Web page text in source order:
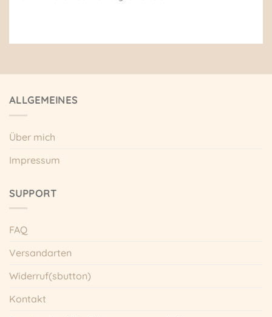
ALLGEMEINES
Über mich
Impressum
SUPPORT
FAQ
Versandarten
Widerruf(sbutton)
Kontakt